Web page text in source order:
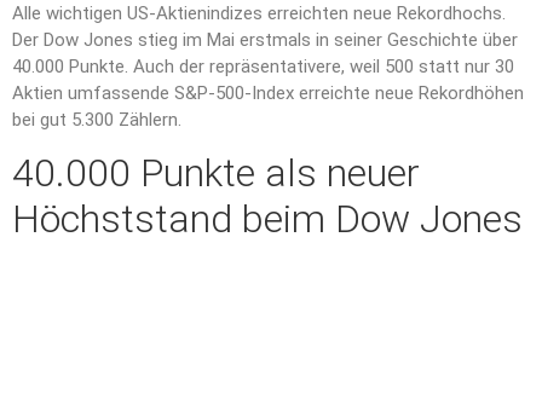
Alle wichtigen US-Aktienindizes erreichten neue Rekordhochs.
Der Dow Jones stieg im Mai erstmals in seiner Geschichte über
40.000 Punkte. Auch der repräsentativere, weil 500 statt nur 30
Aktien umfassende S&P-500-Index erreichte neue Rekordhöhen
bei gut 5.300 Zählern.
40.000 Punkte als neuer
Höchststand beim Dow Jones